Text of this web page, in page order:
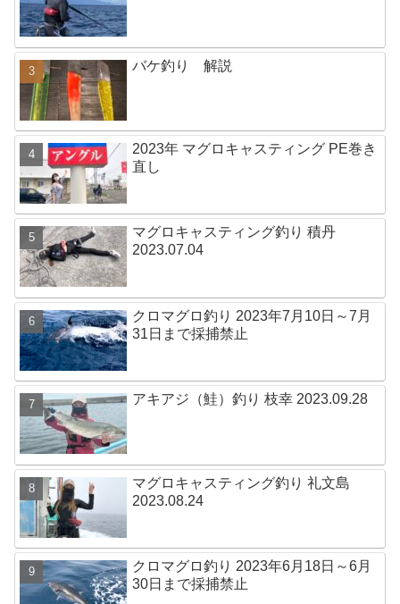
バケ釣り 解説
2023年 マグロキャスティング PE巻き
直し
マグロキャスティング釣り 積丹
2023.07.04
クロマグロ釣り 2023年7月10日～7月
31日まで採捕禁止
アキアジ（鮭）釣り 枝幸 2023.09.28
マグロキャスティング釣り 礼文島
2023.08.24
クロマグロ釣り 2023年6月18日～6月
30日まで採捕禁止